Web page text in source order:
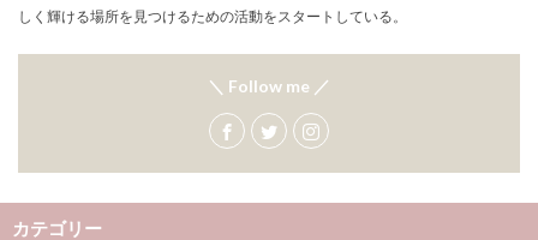
しく輝ける場所を見つけるための活動をスタートしている。
＼ Follow me ／
カテゴリー